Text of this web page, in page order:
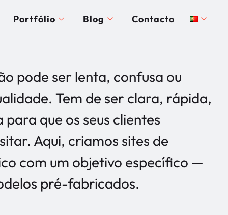
Portfólio Blog Contacto
pode ser lenta, confusa ou
Tem de ser clara, rápida,
que os seus clientes
Aqui, criamos sites de
com um objetivo específico —
pré-fabricados.